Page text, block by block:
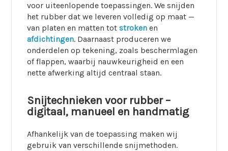
voor uiteenlopende toepassingen. We snijden
het rubber dat we leveren volledig op maat —
van platen en matten totstroken en
afdichtingen. Daarnaast produceren we
onderdelen op tekening, zoals beschermlagen
of flappen, waarbij nauwkeurigheid en een
nette afwerking altijd centraal staan.
Snijtechnieken voor rubber –
digitaal, manueel en handmatig
Afhankelijk van de toepassing maken wij
gebruik van verschillende snijmethoden.